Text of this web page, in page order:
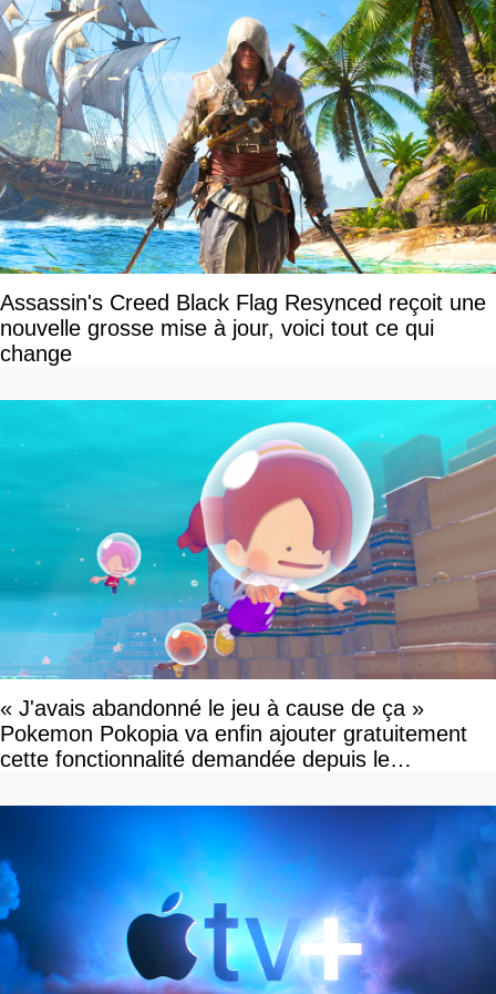
Assassin's Creed Black Flag Resynced reçoit une
nouvelle grosse mise à jour, voici tout ce qui
change
« J'avais abandonné le jeu à cause de ça »
Pokemon Pokopia va enfin ajouter gratuitement
cette fonctionnalité demandée depuis le